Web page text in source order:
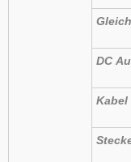
DC
Kabel